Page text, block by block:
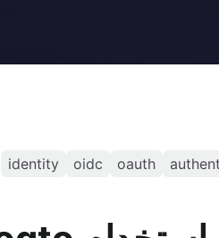
oauth
oidc
identity